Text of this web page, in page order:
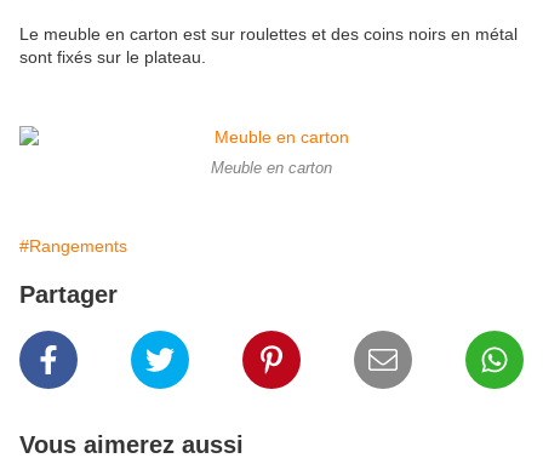
Le meuble en carton est sur roulettes et des coins noirs en métal
sont fixés sur le plateau.
Meuble en carton
#Rangements
Partager
Vous aimerez aussi